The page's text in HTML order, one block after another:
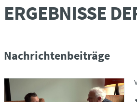
­ERGEBNISSE
Nachrichtenbeiträge